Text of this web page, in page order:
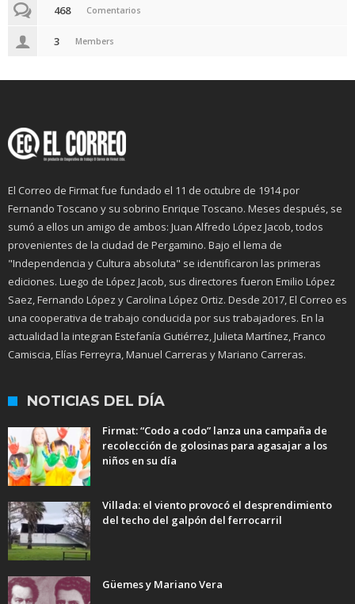
468 Comentarios
3 Members
El Correo de Firmat fue fundado el 11 de octubre de 1914 por
Fernando Toscano y su sobrino Enrique Toscano. Meses después, se
sumó a ellos un amigo de ambos: Juan Alfredo López Jacob, todos
provenientes de la ciudad de Pergamino. Bajo el lema de
"Independencia y Cultura absoluta" se identificaron las primeras
ediciones. Luego de López Jacob, sus directores fueron Emilio López
Saez, Fernando López y Carolina López Ortiz. Desde 2017, El Correo es
una cooperativa de trabajo conducida por sus trabajadores. En la
actualidad la integran Estefanía Gutiérrez, Julieta Martínez, Franco
Camiscia, Elías Ferreyra, Manuel Carreras y Mariano Carreras.
NOTICIAS DEL DÍA
Firmat: “Codo a codo” lanza una campaña de
recolección de golosinas para agasajar a los
niños en su día
Villada: el viento provocó el desprendimiento
del techo del galpón del ferrocarril
Güemes y Mariano Vera